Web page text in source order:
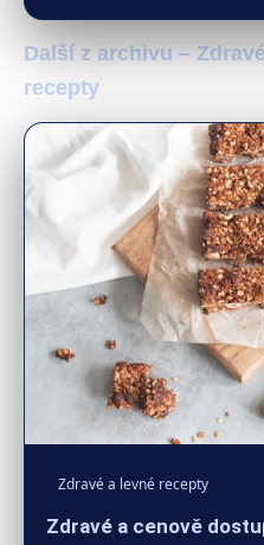
Další z archivu –
recepty
Zdravé a levné recepty
Zdravé a cenově